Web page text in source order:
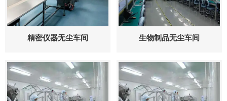
精密仪器无尘车间 生物制品无尘车间